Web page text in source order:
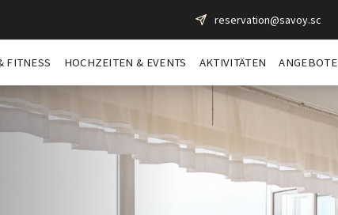
reservation@savoy.sc
FITNESS HOCHZEITEN & EVENTS AKTIVITÄTEN ANGEBOTE